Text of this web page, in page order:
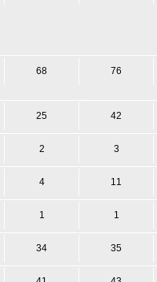
68 76
25 42
2 3
4 11
1 1
34 35